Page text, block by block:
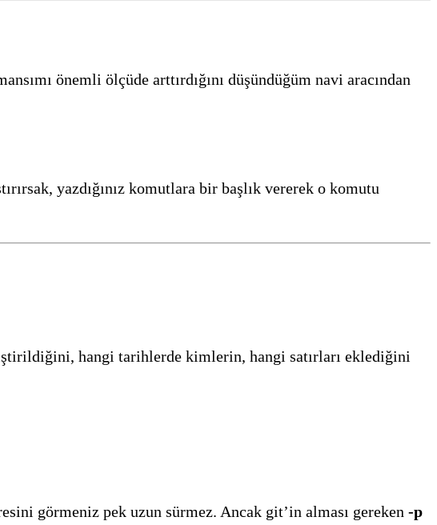
önemli ölçüde arttırdığını düşündüğüm navi aracından
yazdığınız komutlara bir başlık vererek o komutu
hangi tarihlerde kimlerin, hangi satırları eklediğini
görmeniz pek uzun sürmez. Ancak git’in alması gereken -p